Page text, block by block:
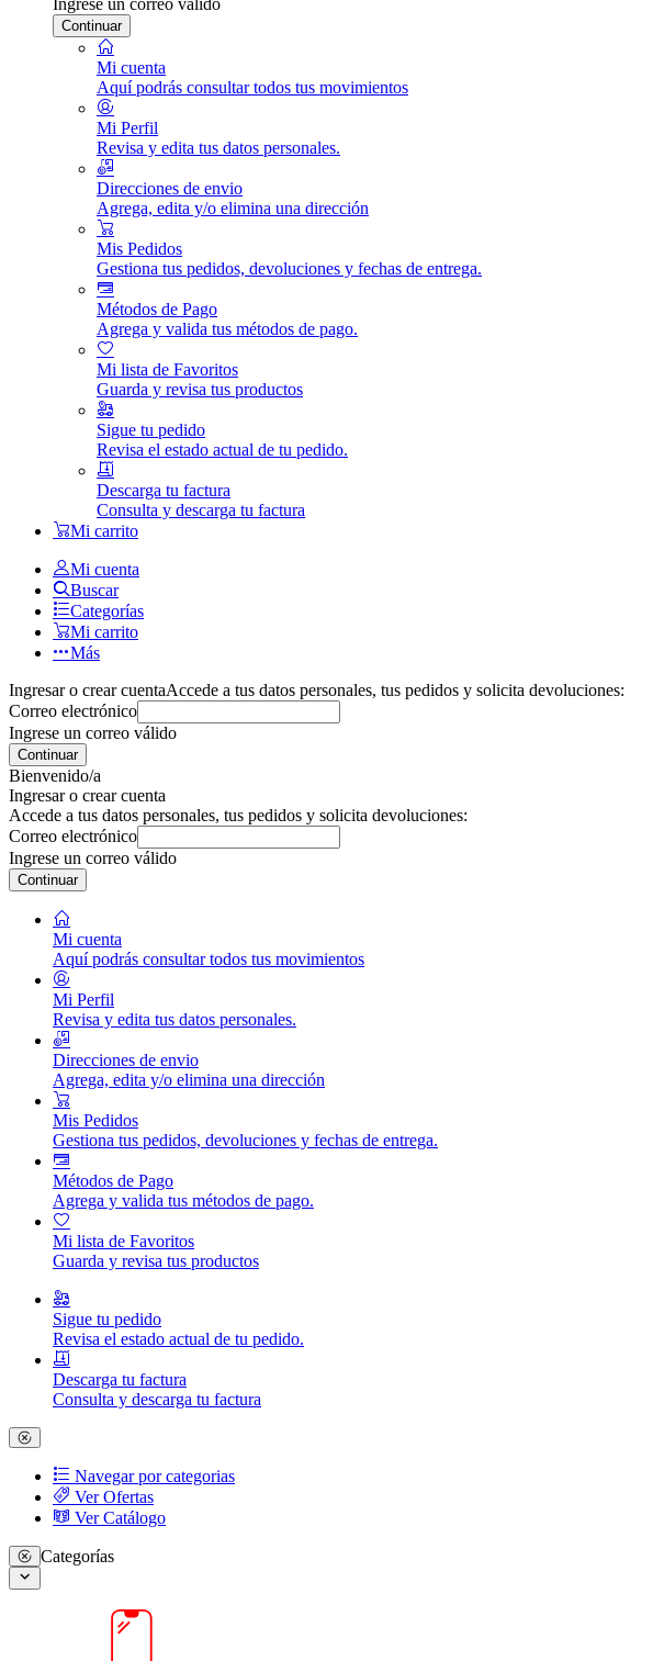
Continuar
Mi cuenta
Aquí podrás consultar todos tus movimientos
Mi Perfil
Revisa y edita tus datos personales.
Direcciones de envio
Agrega, edita y/o elimina una dirección
Mis Pedidos
Gestiona tus pedidos, devoluciones y fechas de entrega.
Métodos de Pago
Agrega y valida tus métodos de pago.
Mi lista de Favoritos
Guarda y revisa tus productos
Sigue tu pedido
Revisa el estado actual de tu pedido.
Descarga tu factura
Consulta y descarga tu factura
Mi carrito
Mi cuenta
Buscar
Categorías
Mi carrito
Más
Ingresar o crear cuentaAccede a tus datos personales, tus pedidos y solicita devoluciones:
Correo electrónico
Ingrese un correo válido
Continuar
Bienvenido/a
Ingresar o crear cuenta
Accede a tus datos personales, tus pedidos y solicita devoluciones:
Correo electrónico
Ingrese un correo válido
Continuar
Mi cuenta
Aquí podrás consultar todos tus movimientos
Mi Perfil
Revisa y edita tus datos personales.
Direcciones de envio
Agrega, edita y/o elimina una dirección
Mis Pedidos
Gestiona tus pedidos, devoluciones y fechas de entrega.
Métodos de Pago
Agrega y valida tus métodos de pago.
Mi lista de Favoritos
Guarda y revisa tus productos
Sigue tu pedido
Revisa el estado actual de tu pedido.
Descarga tu factura
Consulta y descarga tu factura
Navegar por categorias
Ver Ofertas
Ver Catálogo
Categorías